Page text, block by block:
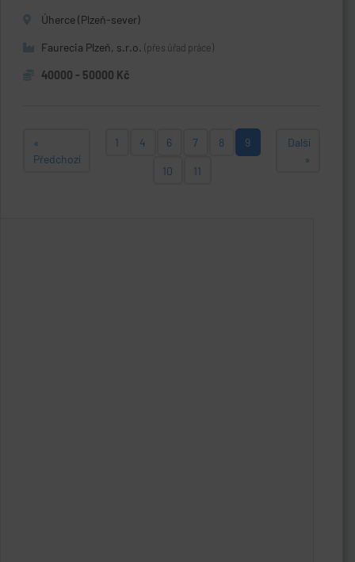
Úherce (Plzeň-sever)
Faurecia Plzeň, s.r.o. (přes úřad práce)
40000 - 50000 Kč
«
Předchozí
1 4 6 7 8 9
10 11
Další
»